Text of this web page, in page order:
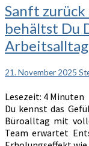
Sanft
zurück
aus
dem
Urlaub
–
so
behältst
Du
Deinen
Erholungsmodus
im
Sanft zurück
behältst Du
Arbeitsalltag
21. November 2025
Lesezeit: 4 Minuten
Du kennst das
Büroalltag mit
Team erwartet